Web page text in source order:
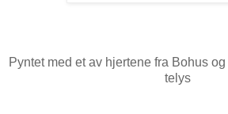
Pyntet med et av hjertene fra Bohus
telys